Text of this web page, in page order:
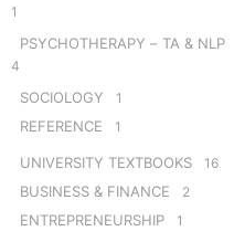
1
PSYCHOTHERAPY – TA & NLP
4
SOCIOLOGY 1
REFERENCE 1
UNIVERSITY TEXTBOOKS 16
BUSINESS & FINANCE 2
ENTREPRENEURSHIP 1